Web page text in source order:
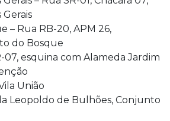
Gerais
– Rua RB-20, APM 26,
do Bosque
07, esquina com Alameda Jardim
União
Leopoldo de Bulhões, Conjunto